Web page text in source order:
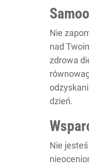
Nie
nad
zdrowa
dzień.
Nie